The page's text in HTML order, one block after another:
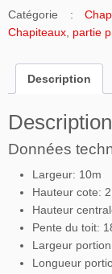
Catégorie :
Chapiteaux partie
Description
Description
Données
Largeur: 10m
Hauteur cote:
Hauteur
Pente du toit:
Largeur
Longueur